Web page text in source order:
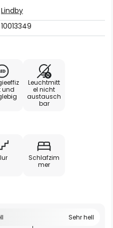
Lindby
10013349
und
Leuchtmitt
el nicht
austausch
bar
Schlafzim
mer
Sehr hell